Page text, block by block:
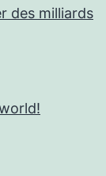
des milliards